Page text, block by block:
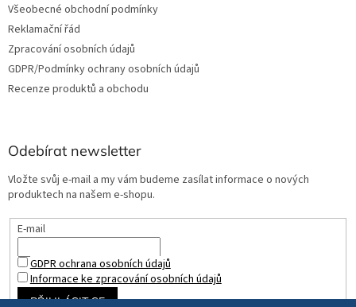
Všeobecné obchodní podmínky
Reklamační řád
Zpracování osobních údajů
GDPR/Podmínky ochrany osobních údajů
Recenze produktů a obchodu
Odebírat newsletter
Vložte svůj e-mail a my vám budeme zasílat informace o nových
produktech na našem e-shopu.
E-mail
GDPR ochrana osobních údajů
Informace ke zpracování osobních údajů
PŘIHLÁSIT SE